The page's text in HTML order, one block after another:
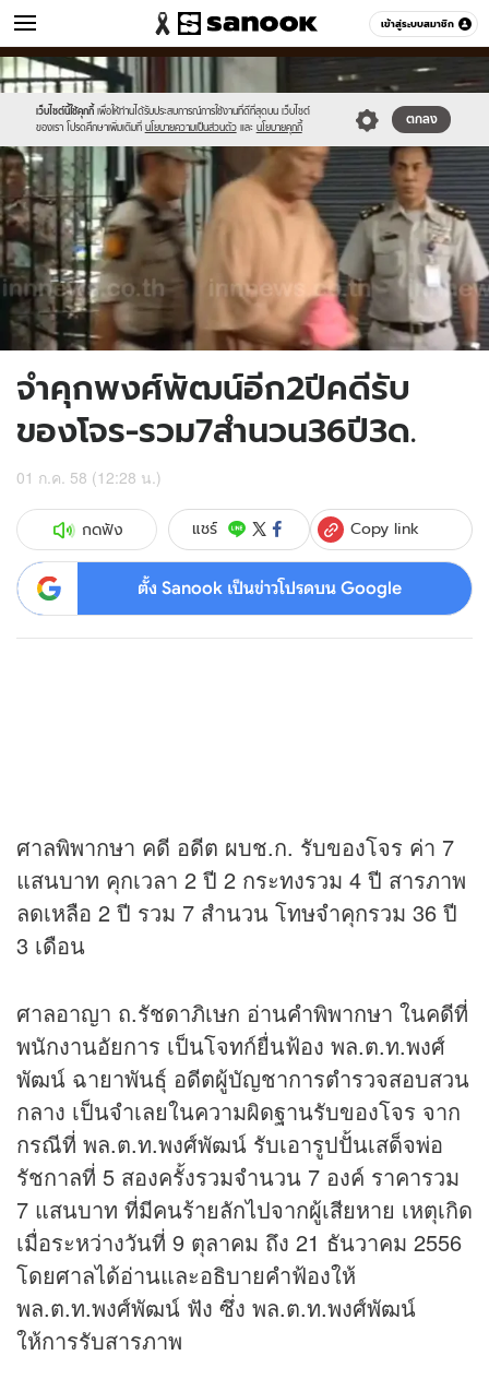
เข้าสู่ระบบสมาชิก
ข่าว หมวดอื่นๆ
เว็บไซต์นี้ใช้คุกกี้ เพื่อให้ท่านได้รับประสบการณ์การใช้งานที่ดีที่สุดบน เว็บไซต์
ของเรา โปรดศึกษาเพิ่มเติมที่ นโยบายความเป็นส่วนตัว และ นโยบายคุกกี้
ตกลง
Sanook
//s.isanook.com/sr/0/images/logo-
new-
sanook.png
600
60
//s.isanook.com/ns/0/ud/364/1821842/628696-
01.jpg
จำคุกพงศ์พัฒน์อีก2ปีคดีรับ
ของโจร-รวม7สำนวน36ปี3ด.
01 ก.ค. 58 (12:28 น.)
กดฟัง แชร์ Copy link
ตั้ง Sanook เป็นข่าวโปรดบน Google
ศาลพิพากษา คดี อดีต ผบช.ก. รับของโจร ค่า 7
แสนบาท คุกเวลา 2 ปี 2 กระทงรวม 4 ปี สารภาพ
ลดเหลือ 2 ปี รวม 7 สำนวน โทษจำคุกรวม 36 ปี
3 เดือน
ศาลอาญา ถ.รัชดาภิเษก อ่านคำพิพากษา ในคดีที่
พนักงานอัยการ เป็นโจทก์ยื่นฟ้อง พล.ต.ท.พงศ์
พัฒน์ ฉายาพันธุ์ อดีตผู้บัญชาการตำรวจสอบสวน
กลาง เป็นจำเลยในความผิดฐานรับของโจร จาก
กรณีที่ พล.ต.ท.พงศ์พัฒน์ รับเอารูปปั้นเสด็จพ่อ
รัชกาลที่ 5 สองครั้งรวมจำนวน 7 องค์ ราคารวม
7 แสนบาท ที่มีคนร้ายลักไปจากผู้เสียหาย เหตุเกิด
เมื่อระหว่างวันที่ 9 ตุลาคม ถึง 21 ธันวาคม 2556
โดยศาลได้อ่านและอธิบายคำฟ้องให้
พล.ต.ท.พงศ์พัฒน์ ฟัง ซึ่ง พล.ต.ท.พงศ์พัฒน์
ให้การรับสารภาพ